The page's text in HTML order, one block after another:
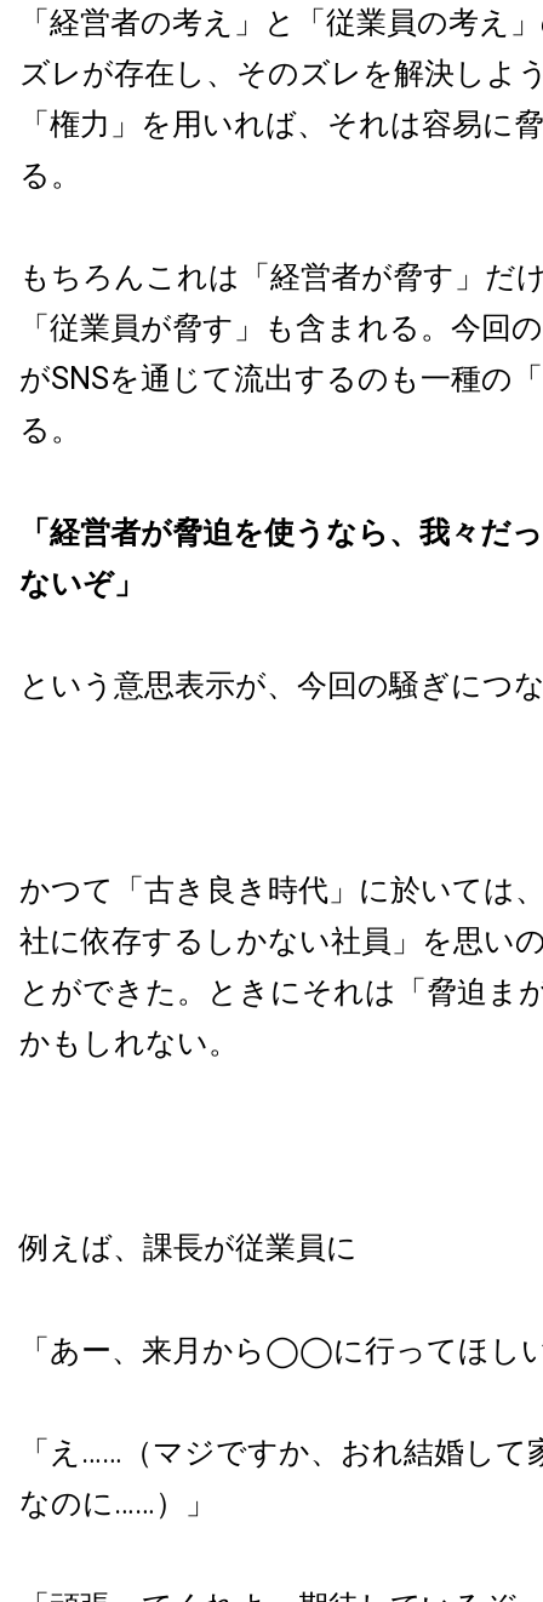
「経営者の考え」と「従業員の考え
ズレが存在し、そのズレを解決しよ
「権力」を用いれば、それは容易に
る。
もちろんこれは「経営者が脅す」だ
「従業員が脅す」も含まれる。今回
がSNSを通じて流出するのも一種の
る。
「経営者が脅迫を使うなら、我々だ
ないぞ」
という意思表示が、今回の騒ぎにつ
かつて「古き良き時代」に於いては
社に依存するしかない社員」を思い
とができた。ときにそれは「脅迫ま
かもしれない。
例えば、課長が従業員に
「あー、来月から◯◯に行ってほし
「え……（マジですか、おれ結婚して
なのに……）」